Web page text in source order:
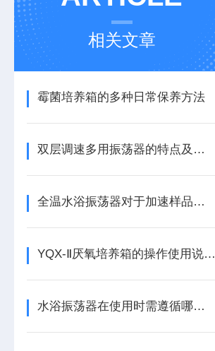
相关文章
霉菌培养箱的多种日常保养方法
双层调速多用振荡器的特点及注意事项
全温水浴振荡器对于加速样品反应、提高实验效率起到了重要作用
YQX-Ⅱ厌氧培养箱的操作使用说明书
水浴振荡器在使用时需遵循哪些规范？